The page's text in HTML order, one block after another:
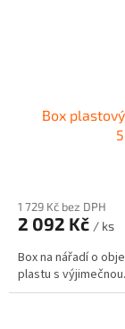
Box
1 729 Kč bez DPH
2 092 Kč / ks
Box na nářadí o
plastu s